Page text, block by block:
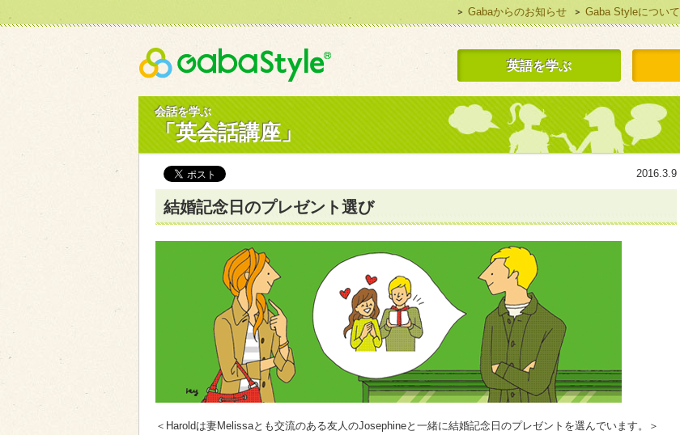
Gabaからのお知らせ Gaba Styleについて
Gaba Style 無料で英語学習 英語を学ぶ
会話を学ぶ
「英会話講座」
2016.3.9
結婚記念日のプレゼント選び
＜Haroldは妻Melissaとも交流のある友人のJosephineと一緒に結婚記念日のプレゼントを選んでいます。＞